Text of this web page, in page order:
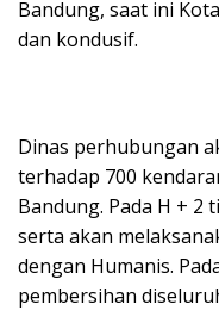
Bandung, saat ini
dan kondusif.
Dinas perhubungan
terhadap 700
Bandung. Pada H + 2
serta akan
dengan Humanis.
pembersihan